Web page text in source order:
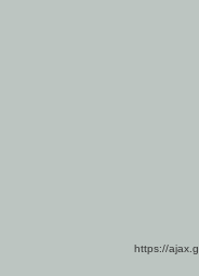
https://